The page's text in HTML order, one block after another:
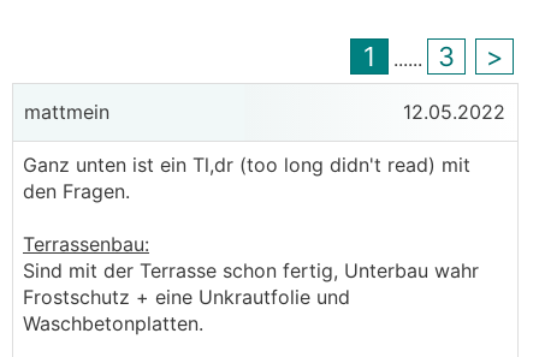
1 ...... 3 >
mattmein 12.05.2022
Ganz unten ist ein Tl,dr (too long didn't read) mit
den Fragen.
Terrassenbau:
Sind mit der Terrasse schon fertig, Unterbau wahr
Frostschutz + eine Unkrautfolie und
Waschbetonplatten.